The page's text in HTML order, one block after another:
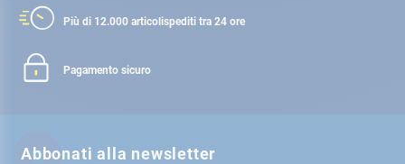
Più di 12.000 articolispediti tra 24 ore
Pagamento sicuro
Abbonati alla newsletter